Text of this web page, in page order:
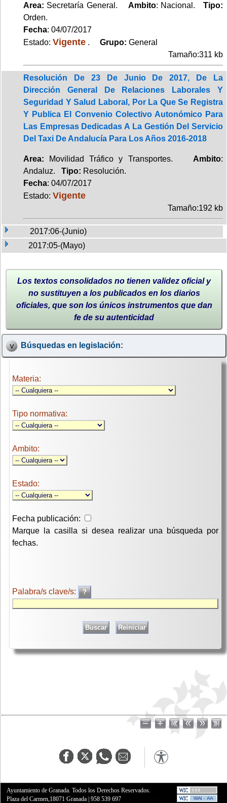
Area: Secretaría General. Ambito: Nacional.Tipo:
Orden.
Fecha: 04/07/2017
Estado: Vigente . Grupo: General
Tamaño:311 kb
Resolución De 23 De Junio De 2017, De La
Dirección General De Relaciones Laborales Y
Seguridad Y Salud Laboral, Por La Que Se Registra
Y Publica El Convenio Colectivo Autonómico Para
Las Empresas Dedicadas A La Gestión Del Servicio
Del Taxi De Andalucía Para Los Años 2016-2018
Area: Movilidad Tráfico y Transportes. Ambito:
Andaluz. Tipo: Resolución.
Fecha: 04/07/2017
Estado: Vigente
Tamaño:192 kb
2017:06-(Junio)
2017:05-(Mayo)
Los textos consolidados no tienen validez oficial y
no sustituyen a los publicados en los diarios
oficiales, que son los únicos instrumentos que dan
fe de su autenticidad
Búsquedas en legislación:
Materia:
Tipo normativa:
Ambito:
Estado:
Fecha publicación:
Marque la casilla si desea realizar una búsqueda por
fechas.
Palabra/s clave/s:
Ayuntamiento de Granada. Todos los Derechos Reservados.
Plaza del Carmen,18071 Granada |958 539 697